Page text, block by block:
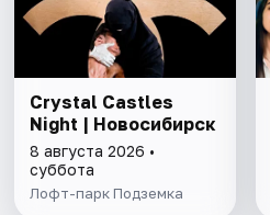
Сrystal Castles
Night | Новосибирск
8 августа 2026 •
суббота
Лофт-парк Подземка